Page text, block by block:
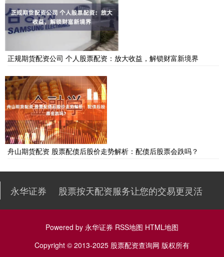
正规期货配资公司 个人股票配资：放大收益，解锁财富新境界
舟山期货配资 股票配债后股价走势解析：配债后股票会跌吗？
永华证券 股票按天配资服务让您的交易更灵活
Powered by 永华证券 RSS地图 HTML地图
Copyright © 2013-2025 股票配资查询网 版权所有